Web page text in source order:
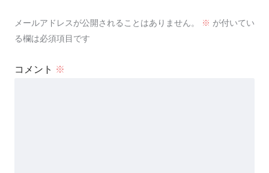
メールアドレスが公開されることはありません。 ※ が付いてい
る欄は必須項目です
コメント ※